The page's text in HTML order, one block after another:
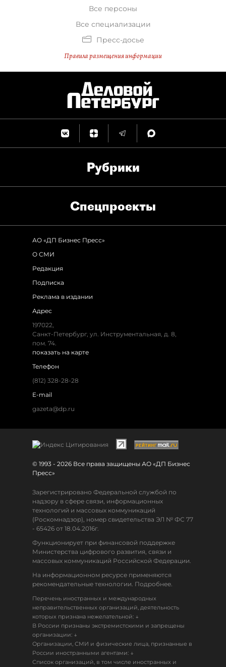
Все персоны
Все специализации
Пресс-досье
Правила размещения информации
Рубрики
Спец­проекты
АО «ДП Бизнес Пресс»
О СМИ
Редакция
Подписка
Реклама в издании
Адрес
197022,
Санкт-Петербург, ул. Инструментальная, д. 8,
пом. 74.
показать на карте
Телефон
(812) 328-28-28
E-mail
gazeta@dp.ru
© 1993 - 2026 Все права защищены АО «ДП Бизнес
Пресс»
Зарегистрировано Федеральной службой по
надзору в сфере связи, информационных
технологий и массовых коммуникаций
(Роскомнадзор), номер свидетельства ЭЛ № ФС 77
- 65426 от 18.04.2016г.
Функционирует при финансовой поддержке
Министерства цифрового развития, связи и
массовых коммуникаций Российской Федерации.
На информационном ресурсе применяются
рекомендательные технологии. Подробнее.
Перечень иностранных и международных
неправительственных организаций, деятельность
которых признана нежелательной: ↓
В России признаны экстремистскими и запрещены
организации: ↓
Организации, СМИ и физические лица, признанные в
России иностранными агентами: ↓
Список организаций, в том числе иностранных и